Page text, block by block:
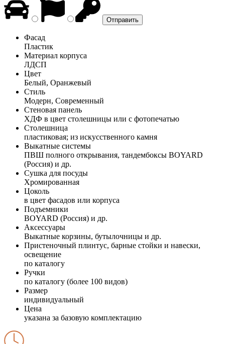
Фасад
Пластик
Материал корпуса
ЛДСП
Цвет
Белый, Оранжевый
Стиль
Модерн, Современный
Стеновая панель
ХДФ в цвет столешницы или с фотопечатью
Столешница
пластиковая; из искусственного камня
Выкатные системы
ПВШ полного открывания, тандембоксы BOYARD
(Россия) и др.
Сушка для посуды
Хромированная
Цоколь
в цвет фасадов или корпуса
Подъемники
BOYARD (Россия) и др.
Аксессуары
Выкатные корзины, бутылочницы и др.
Пристеночный плинтус, барные стойки и навески,
освещение
по каталогу
Ручки
по каталогу (более 100 видов)
Размер
индивидуальный
Цена
указана за базовую комплектацию